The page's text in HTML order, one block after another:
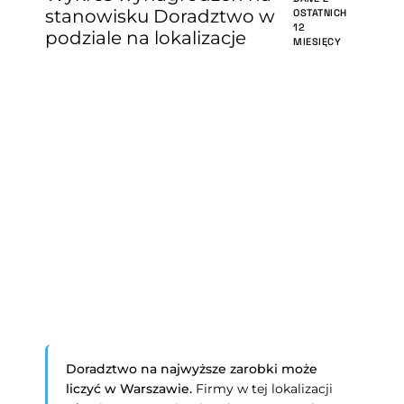
stanowisku Doradztwo w
podziale na lokalizacje
OSTATNICH
12
MIESIĘCY
Doradztwo na najwyższe zarobki może
liczyć w Warszawie. Firmy w tej lokalizacji